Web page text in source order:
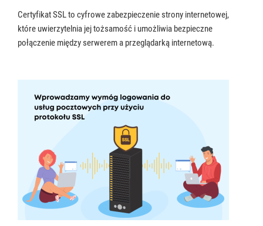
Certyfikat SSL to cyfrowe zabezpieczenie strony internetowej,
które uwierzytelnia jej tożsamość i umożliwia bezpieczne
połączenie między serwerem a przeglądarką internetową.